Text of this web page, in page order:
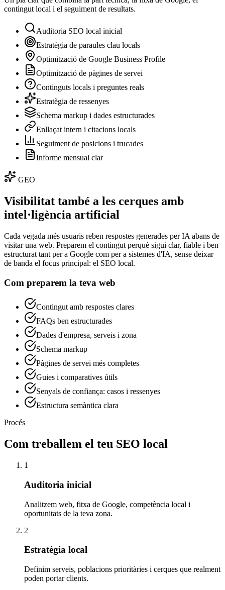
contingut local i el seguiment de resultats.
Auditoria SEO local inicial
Estratègia de paraules clau locals
Optimització de Google Business Profile
Optimització de pàgines de servei
Continguts locals i preguntes reals
Estratègia de ressenyes
Schema markup i dades estructurades
Enllaçat intern i citacions locals
Seguiment de posicions i trucades
Informe mensual clar
GEO
Visibilitat també a les cerques amb
intel·ligència artificial
Cada vegada més usuaris reben respostes generades per IA abans de
visitar una web. Preparem el contingut perquè sigui clar, fiable i ben
estructurat tant per a Google com per a sistemes d'IA, sense deixar
de banda el focus principal: el SEO local.
Com preparem la teva web
Contingut amb respostes clares
FAQs ben estructurades
Dades d'empresa, serveis i zona
Schema markup
Pàgines de servei més completes
Guies i comparatives útils
Senyals de confiança: casos i ressenyes
Estructura semàntica clara
Procés
Com treballem el teu SEO local
1
Auditoria inicial
Analitzem web, fitxa de Google, competència local i
oportunitats de la teva zona.
2
Estratègia local
Definim serveis, poblacions prioritàries i cerques que realment
poden portar clients.